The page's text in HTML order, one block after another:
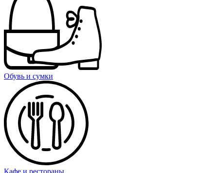
Обувь и сумки
Кафе и рестораны